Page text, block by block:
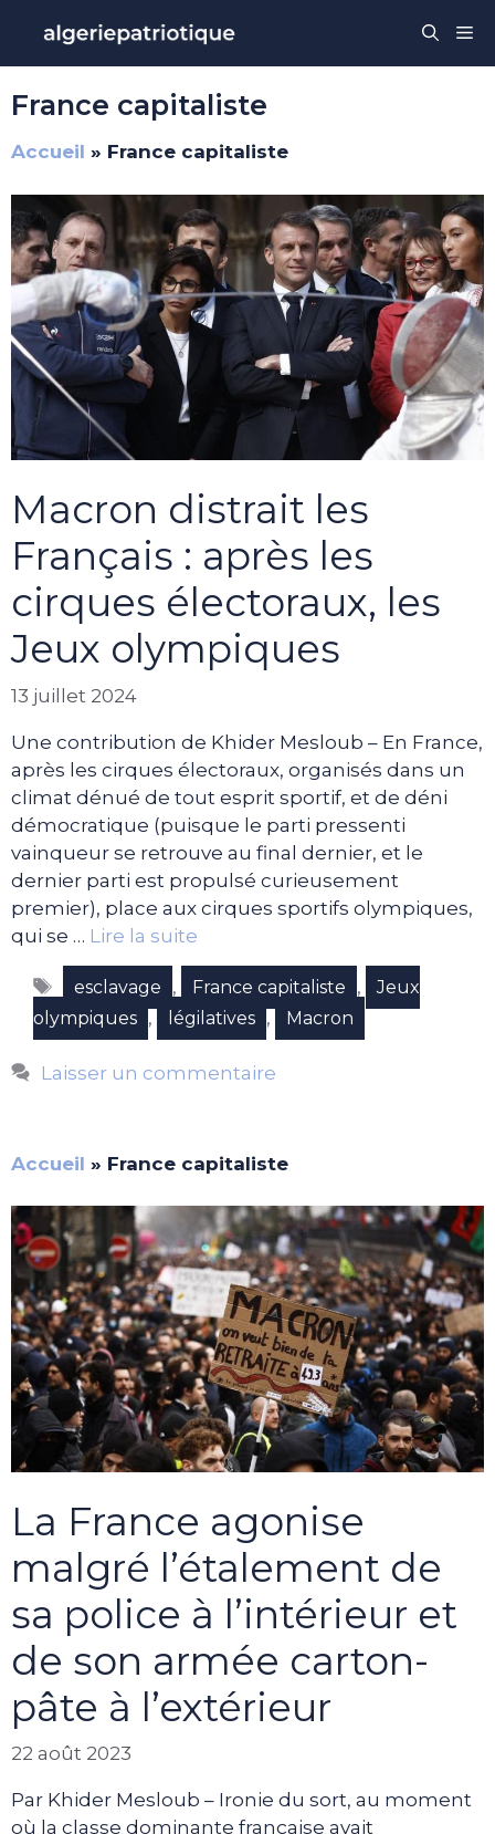
contenu
France capitaliste
Accueil » France capitaliste
Macron distrait les
Français : après les
cirques électoraux, les
Jeux olympiques
13 juillet 2024
Une contribution de Khider Mesloub – En France,
après les cirques électoraux, organisés dans un
climat dénué de tout esprit sportif, et de déni
démocratique (puisque le parti pressenti
vainqueur se retrouve au final dernier, et le
dernier parti est propulsé curieusement
premier), place aux cirques sportifs olympiques,
qui se … Lire la suite
Étiquettes
esclavage , France capitaliste ,
Jeux
olympiques , légilatives , Macron
Laisser un commentaire
Accueil » France capitaliste
La France agonise
malgré l’étalement de
sa police à l’intérieur et
de son armée carton-
pâte à l’extérieur
22 août 2023
Par Khider Mesloub – Ironie du sort, au moment
où la classe dominante française avait